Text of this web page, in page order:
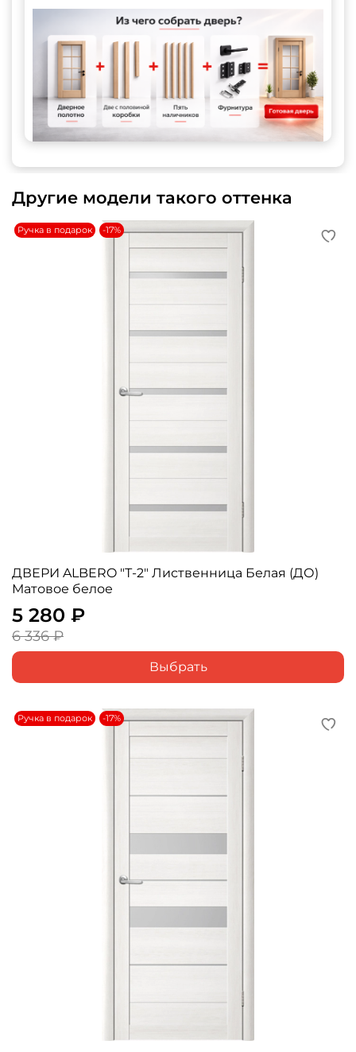
Другие модели такого оттенка
Ручка в подарок -17%
ДВЕРИ ALBERO "Т-2" Лиственница Белая (ДО)
Матовое белое
5 280 ₽
6 336 ₽
Выбрать
Ручка в подарок -17%